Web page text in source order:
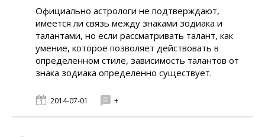
Официально астрологи не подтверждают,
имеется ли связь между знаками зодиака и
талантами, но если рассматривать талант, как
умение, которое позволяет действовать в
определенном стиле, зависимость талантов от
знака зодиака определенно существует.
2014-07-01 +